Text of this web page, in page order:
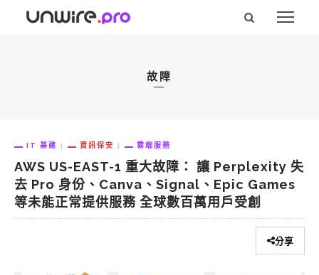
故障
IT 基建 資訊保安 雲端服務
AWS US-EAST-1 重大故障： 讓 Perplexity 失
去 Pro 身份、Canva、Signal、Epic Games
等未能正常提供服務 全球數百萬用戶受創
分享